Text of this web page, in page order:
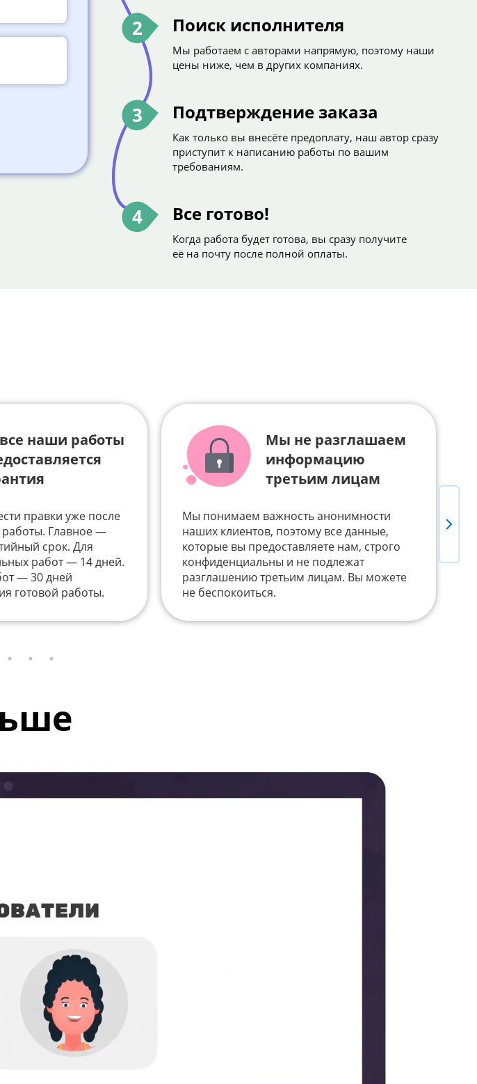
2 Поиск исполнителя
Мы работаем с авторами напрямую, поэтому наши
цены ниже, чем в других компаниях.
3 Подтверждение заказа
Как только вы внесёте предоплату, наш автор сразу
приступит к написанию работы по вашим
требованиям.
4 Все готово!
Когда работа будет готова, вы сразу получите
её на почту после полной оплаты.
наши работы
правки уже после
работы. Главное —
срок. Для
работ — 14 дней.
— 30 дней
готовой работы.
Мы не разглашаем
информацию
третьим лицам
Мы понимаем важность анонимности
наших клиентов, поэтому все данные,
которые вы предоставляете нам, строго
конфиденциальны и не подлежат
разглашению третьим лицам. Вы можете
не беспокоиться.
Next